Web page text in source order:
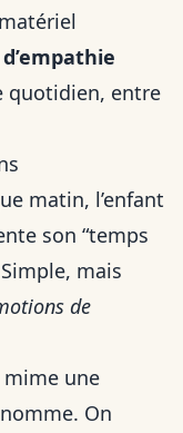
quotidien, entre
matin, l’enfant
son “temps
mais
de
mime une
On